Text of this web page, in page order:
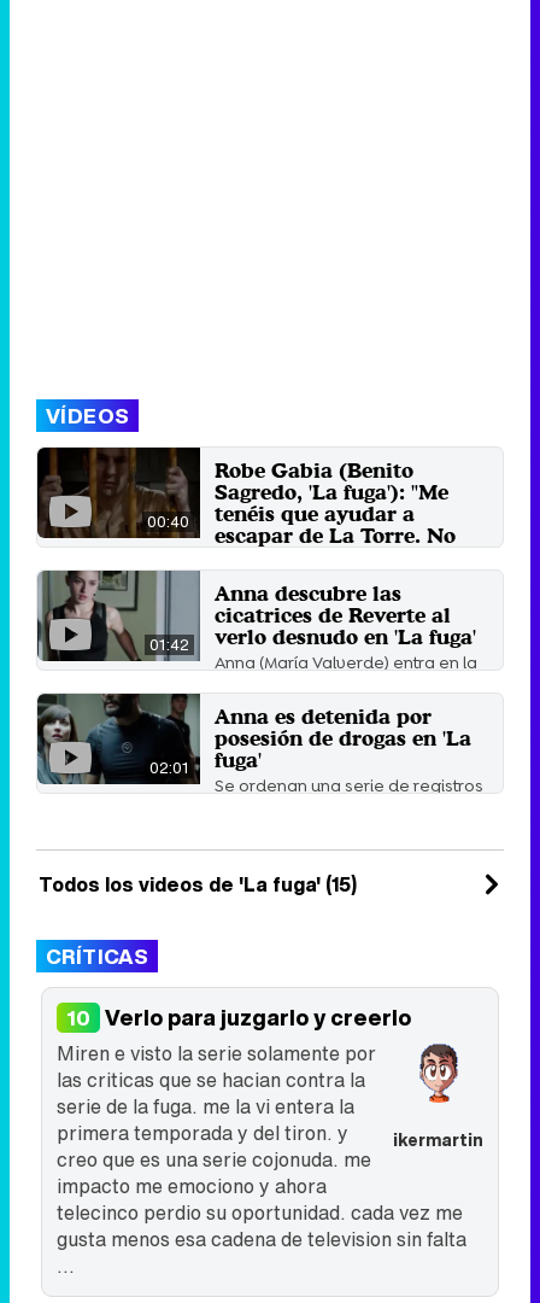
VÍDEOS
00:40
Robe Gabia (Benito
Sagredo, 'La fuga'): "Me
tenéis que ayudar a
escapar de La Torre. No
Robe Gabia está preso en La
Torre. Ha sido injustamente
condenado a cadena perpetua
por ...
28 de marzo 2012
01:42
Anna descubre las
cicatrices de Reverte al
verlo desnudo en 'La fuga'
Anna (María Valverde) entra en la
Etxeandía) y se lo ...
20 de marzo 2012
02:01
Anna es detenida por
posesión de drogas en 'La
fuga'
Se ordenan una serie de registros
14 de marzo 2012
Todos los videos de 'La fuga' (15)
CRÍTICAS
10 Verlo para juzgarlo y creerlo
ikermartin
Miren e visto la serie solamente por
las criticas que se hacian contra la
serie de la fuga. me la vi entera la
primera temporada y del tiron. y
creo que es una serie cojonuda. me
impacto me emociono y ahora
telecinco perdio su oportunidad. cada vez me
gusta menos esa cadena de television sin falta
...